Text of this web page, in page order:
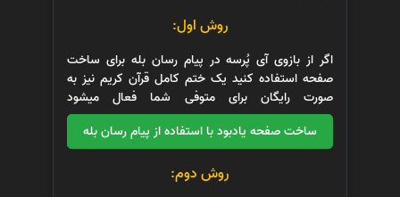
روش اول:
اگر از بازوی آی پُرسه در پیام رسان بله برای ساخت
صفحه استفاده کنید یک ختم کامل قرآن کریم نیز به
صورت رایگان برای متوفی شما فعال میشود
ساخت صفحه یادبود با استفاده از پیام رسان بله
روش دوم: